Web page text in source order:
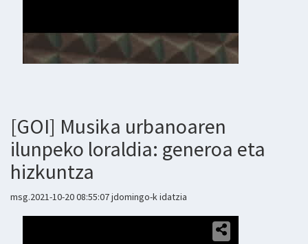
[GOI] Musika urbanoaren
ilunpeko loraldia: generoa eta
hizkuntza
msg.2021-10-20 08:55:07 jdomingo-k idatzia